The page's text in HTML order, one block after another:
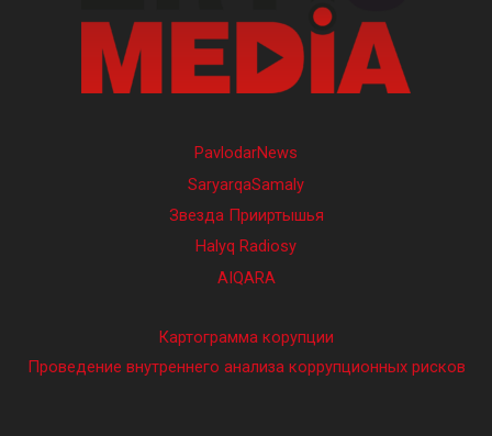
PavlodarNews
SaryarqaSamaly
Звезда Прииртышья
Halyq Radiosy
AIQARA
Картограмма корупции
Проведение внутреннего анализа коррупционных рисков